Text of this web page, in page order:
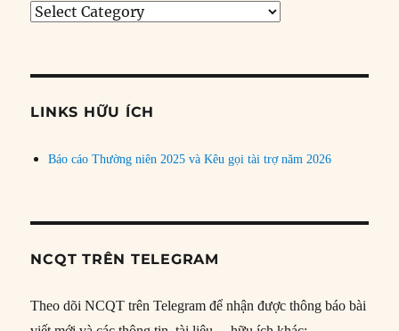
Tìm
đề
LINKS HỮU ÍCH
Báo cáo Thường niên 2025 và Kêu gọi tài trợ năm 2026
NCQT TRÊN TELEGRAM
Theo dõi NCQT trên Telegram để nhận được thông báo bài